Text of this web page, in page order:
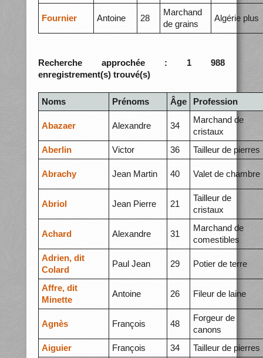
Fournier Antoine 28
Marchand
de grains
Algérie plus
Recherche approchée : 1 988
enregistrement(s) trouvé(s)
Noms Prénoms Âge Profession
Abazaer Alexandre 34
Marchand de
cristaux
Aberlin
Victor 36 Tailleur de pierres
Abrachy Jean Martin 40 Valet de chambre
Abriol Jean Pierre 21
Tailleur de
cristaux
Achard Alexandre 31
Marchand de
comestibles
Adrien, dit
Colard
Paul Jean 29 Potier de terre
Affre, dit
Minette
Antoine 26 Fileur de laine
Agnès François 48
Forgeur de
canons
Aiguier
François 34 Tailleur de pierres